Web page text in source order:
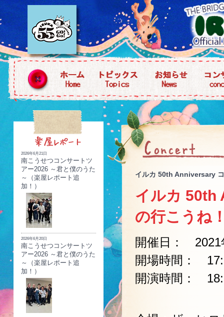
2026年6月21日
南こうせつコンサートツ
アー2026 ～君と僕のうた
～（楽屋レポート追
加！）
2026年6月20日
南こうせつコンサートツ
アー2026 ～君と僕のうた
～（楽屋レポート追
加！）
イルカ 50th Anniversary
イルカ 50th
の行こうね
開催日： 2021
開場時間：
開演時間：